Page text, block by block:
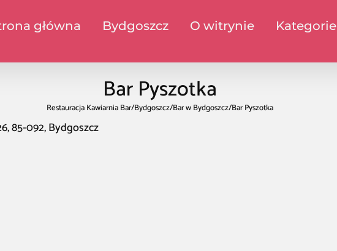
główna Bydgoszcz O witrynie Kategorie
Bar Pyszotka
Restauracja Kawiarnia Bar/Bydgoszcz/Bar w Bydgoszcz/Bar Pyszotka
85-092, Bydgoszcz